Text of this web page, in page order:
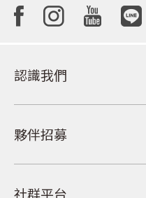
認識我們
夥伴招募
社群平台